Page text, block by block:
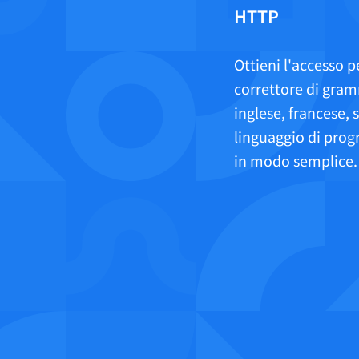
API di revisioneBlogOpportunità di
HTTP
Ottieni l'accesso
correttore di
inglese, francese,
linguaggio di
in modo semplice.